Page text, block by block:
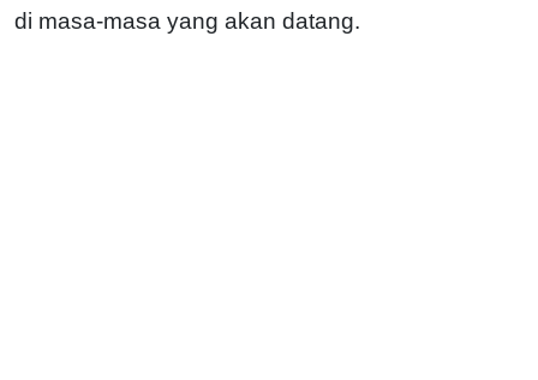
di masa-masa yang akan datang.